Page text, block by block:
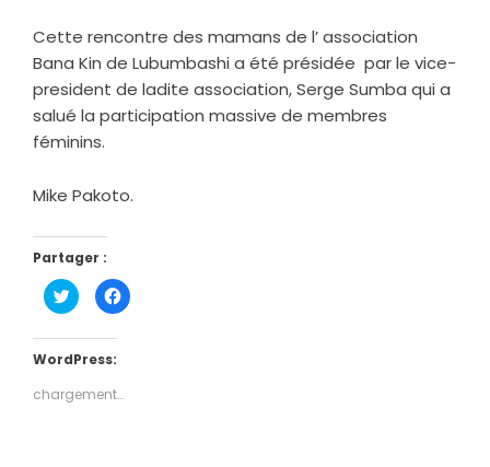
Cette rencontre des mamans de l’ association
Bana Kin de Lubumbashi a été présidée par le vice-
president de ladite association, Serge Sumba qui a
salué la participation massive de membres
féminins.
Mike Pakoto.
Partager :
Cliquez
pour
partager
Twitter(ouvre
dans
fenêtre)
Cliquez
pour
fenêtre)
WordPress:
chargement…